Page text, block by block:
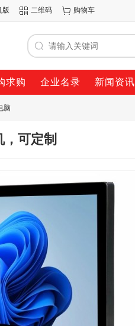
版 二维码 购物车
求购 企业名录 新闻资讯
脑
可定制